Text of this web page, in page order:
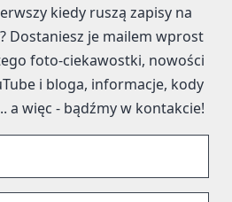
kiedy ruszą zapisy na
Dostaniesz je mailem wprost
foto-ciekawostki, nowości
i bloga, informacje, kody
a więc - bądźmy w kontakcie!